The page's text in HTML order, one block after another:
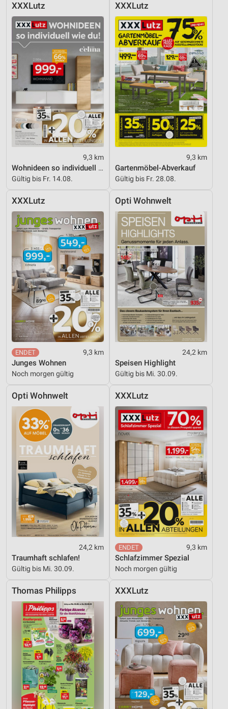
XXXLutz
9,3 km
Wohnideen so individuell wie du!
Gültig bis Fr. 14.08.
XXXLutz
9,3 km
Gartenmöbel-Abverkauf
Gültig bis Fr. 28.08.
XXXLutz
9,3 km
Junges Wohnen
Noch morgen gültig
Opti Wohnwelt
24,2 km
Speisen Highlight
Gültig bis Mi. 30.09.
Opti Wohnwelt
24,2 km
Traumhaft schlafen!
Gültig bis Mi. 30.09.
XXXLutz
9,3 km
Schlafzimmer Spezial
Noch morgen gültig
Thomas Philipps XXXLutz